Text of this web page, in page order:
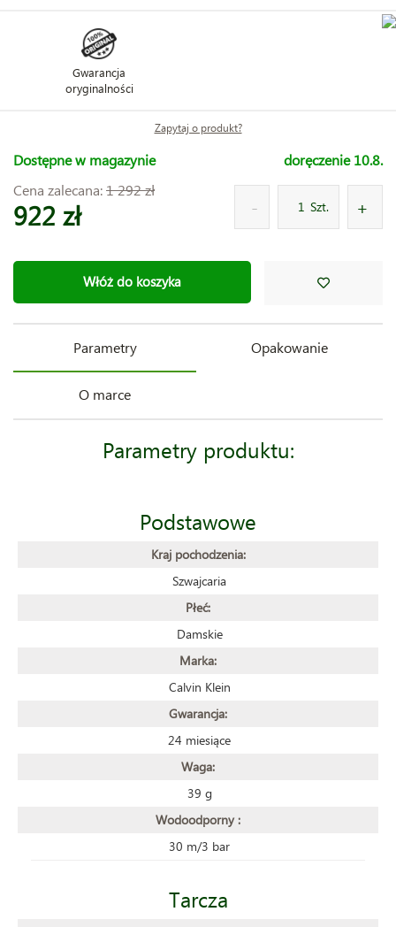
Gwarancja
oryginalności
Zapytaj o produkt?
Dostępne w magazynie
doręczenie 10.8.
Cena zalecana:1 292 zł
922 zł Szt.
Włóż do koszyka
Parametry Opakowanie
O marce
Parametry produktu:
Podstawowe
Kraj pochodzenia:
Szwajcaria
Płeć:
Damskie
Marka:
Calvin Klein
Gwarancja:
24 miesiące
Waga:
39 g
Wodoodporny :
30 m/3 bar
Tarcza